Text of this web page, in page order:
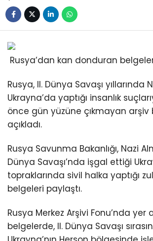
Rusya’dan kan donduran
Rusya, II. Dünya Savaşı yıllarında
Ukrayna’da yaptığı insanlık
önce gün yüzüne çıkmayan arşiv
açıkladı.
Rusya Savunma Bakanlığı, Nazi
Dünya Savaşı’nda işgal ettiği
topraklarında sivil halka yaptığı
belgeleri paylaştı.
Rusya Merkez Arşivi Fonu’nda yer
belgelerde, II. Dünya Savaşı